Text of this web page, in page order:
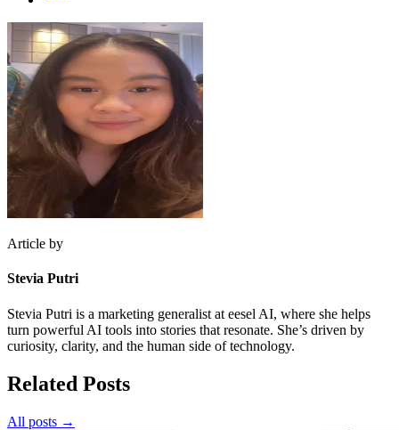
Article by
Stevia Putri
Stevia Putri is a marketing generalist at eesel AI, where she helps
turn powerful AI tools into stories that resonate. She’s driven by
curiosity, clarity, and the human side of technology.
Related Posts
All posts →